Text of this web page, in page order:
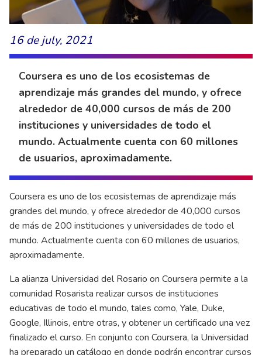
16 de july, 2021
Coursera es uno de los ecosistemas de
aprendizaje más grandes del mundo, y ofrece
alrededor de 40,000 cursos de más de 200
instituciones y universidades de todo el
mundo. Actualmente cuenta con 60 millones
de usuarios, aproximadamente.
Coursera es uno de los ecosistemas de aprendizaje más
grandes del mundo, y ofrece alrededor de 40,000 cursos
de más de 200 instituciones y universidades de todo el
mundo. Actualmente cuenta con 60 millones de usuarios,
aproximadamente.
La alianza Universidad del Rosario on Coursera permite a la
comunidad Rosarista realizar cursos de instituciones
educativas de todo el mundo, tales como, Yale, Duke,
Google, Illinois, entre otras, y obtener un certificado una vez
finalizado el curso. En conjunto con Coursera, la Universidad
ha preparado un catálogo en donde podrán encontrar cursos